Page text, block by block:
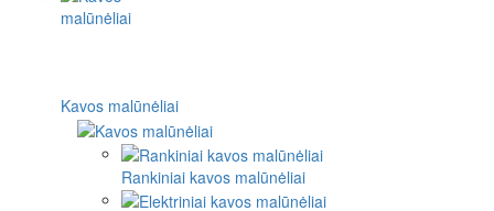
Kavos malūnėliai
Rankiniai kavos malūnėliai